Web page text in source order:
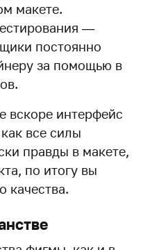
макете.
—
постоянно
за помощью в
вскоре интерфейс
все силы
правды в макете,
по итогу вы
качества.